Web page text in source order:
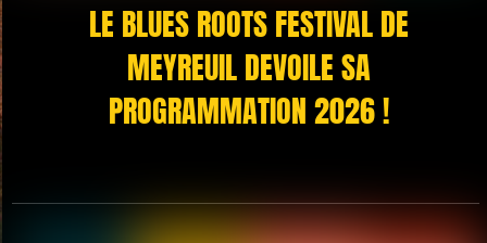
LE BLUES ROOTS FESTIVAL DE
MEYREUIL DEVOILE SA
PROGRAMMATION 2026 !